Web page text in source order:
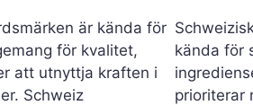
är kända för
för kvalitet,
att utnyttja kraften i
Schweiz
kända för
prioriterar